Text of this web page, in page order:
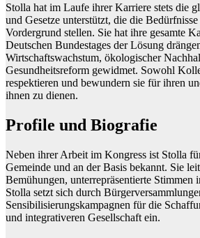
Stolla hat im Laufe ihrer Karriere stets die
und Gesetze unterstützt, die die
Vordergrund stellen. Sie hat ihre gesamte
Deutschen Bundestages der Lösung
Wirtschaftswachstum, ökologischer
Gesundheitsreform gewidmet. Sowohl
respektieren und bewundern sie für ihren
ihnen zu dienen.
Profile und Biografie
Neben ihrer Arbeit im Kongress ist Stolla
Gemeinde und an der Basis bekannt. Sie
Bemühungen, unterrepräsentierte Stimmen
Stolla setzt sich durch
Sensibilisierungskampagnen für die
und integrativeren Gesellschaft ein.